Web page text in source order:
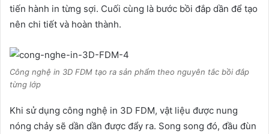
tiến hành in từng sợi. Cuối cùng là bước bồi đắp dần để tạo
nên chi tiết và hoàn thành.
Công nghệ in 3D FDM tạo ra sản phẩm theo nguyên tắc bồi đắp
từng lớp
Khi sử dụng công nghệ in 3D FDM, vật liệu được nung
nóng chảy sẽ dần dần được đẩy ra. Song song đó, đầu đùn